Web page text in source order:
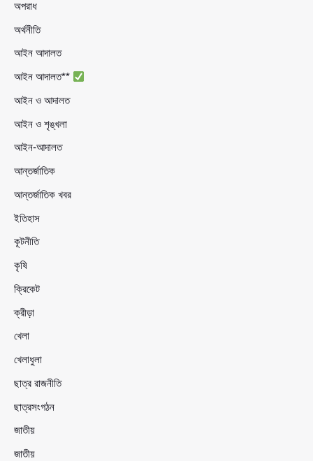
অপরাধ
অর্থনীতি
আইন আদালত
আইন আদালত**
আইন ও আদালত
আইন ও শৃঙ্খলা
আইন-আদালত
আন্তর্জাতিক
আন্তর্জাতিক খবর
ইতিহাস
কূটনীতি
কৃষি
ক্রিকেট
ক্রীড়া
খেলা
খেলাধুলা
ছাত্র রাজনীতি
ছাত্রসংগঠন
জাতীয়
জাতীয়